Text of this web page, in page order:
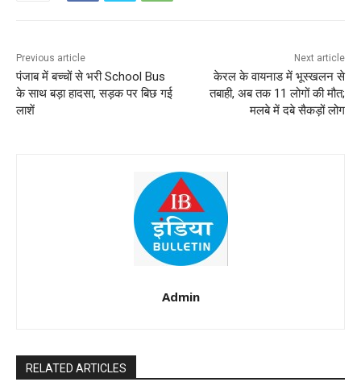
Previous article
पंजाब में बच्चों से भरी School Bus
के साथ बड़ा हादसा, सड़क पर बिछ गई
लाशें
Next article
केरल के वायनाड में भूस्खलन से
तबाही, अब तक 11 लोगों की मौत;
मलबे में दबे सैकड़ों लोग
Admin
RELATED ARTICLES